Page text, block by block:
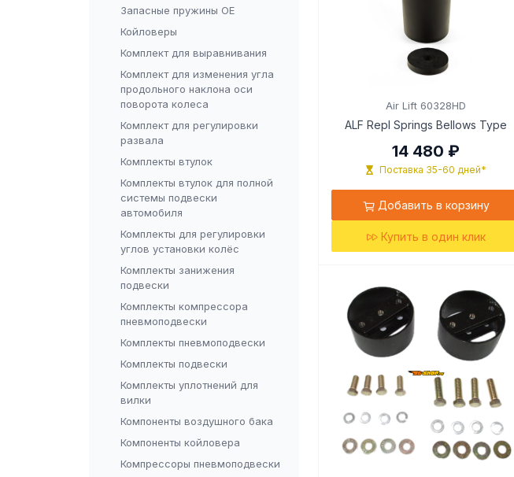
Запасные пружины OE
Койловеры
Комплект для выравнивания
Комплект для изменения угла
продольного наклона оси
поворота колеса
Комплект для регулировки
развала
Комплекты втулок
Комплекты втулок для полной
системы подвески
автомобиля
Комплекты для регулировки
углов установки колёс
Комплекты занижения
подвески
Комплекты компрессора
пневмоподвески
Комплекты пневмоподвески
Комплекты подвески
Комплекты уплотнений для
вилки
Компоненты воздушного бака
Компоненты койловера
Компрессоры пневмоподвески
Air Lift 60328HD
ALF Repl Springs Bellows Type
14 480 ₽
Поставка 35-60 дней*
Добавить в корзину
Купить в один клик